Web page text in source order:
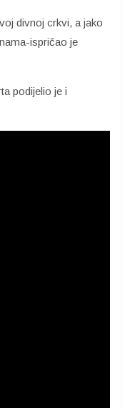
divnoj crkvi, a jako
ispričao je
podijelio je i